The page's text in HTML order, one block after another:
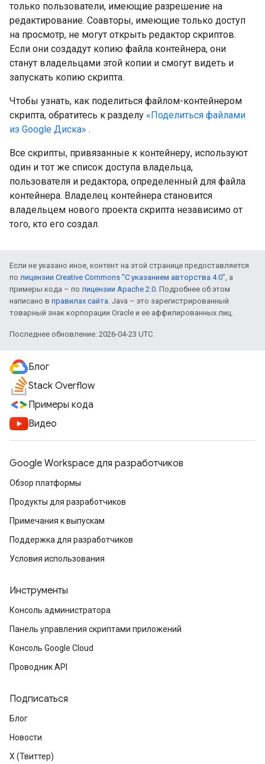
только пользователи, имеющие разрешение на
редактирование. Соавторы, имеющие только доступ
на просмотр, не могут открыть редактор скриптов.
Если они создадут копию файла контейнера, они
станут владельцами этой копии и смогут видеть и
запускать копию скрипта.
Чтобы узнать, как поделиться файлом-контейнером
скрипта, обратитесь к разделу «Поделиться файлами
из Google Диска» .
Все скрипты, привязанные к контейнеру, используют
один и тот же список доступа владельца,
пользователя и редактора, определенный для файла
контейнера. Владелец контейнера становится
владельцем нового проекта скрипта независимо от
того, кто его создал.
Если не указано иное, контент на этой странице предоставляется
по лицензии Creative Commons "С указанием авторства 4.0", а
примеры кода – по лицензии Apache 2.0. Подробнее об этом
написано в правилах сайта. Java – это зарегистрированный
товарный знак корпорации Oracle и ее аффилированных лиц.
Последнее обновление: 2026-04-23 UTC.
Блог
Stack Overflow
Примеры кода
Видео
Google Workspace для разработчиков
Обзор платформы
Продукты для разработчиков
Примечания к выпускам
Поддержка для разработчиков
Условия использования
Инструменты
Консоль администратора
Панель управления скриптами приложений
Консоль Google Cloud
Проводник API
Подписаться
Блог
Новости
X (Твиттер)